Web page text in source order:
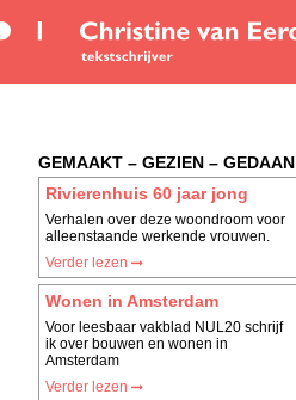
GEMAAKT – GEZIEN – GEDAAN
Rivierenhuis 60 jaar jong
Verhalen over deze woondroom voor
alleenstaande werkende vrouwen.
Verder lezen
Wonen in Amsterdam
Voor leesbaar vakblad NUL20 schrijf
ik over bouwen en wonen in
Amsterdam
Verder lezen